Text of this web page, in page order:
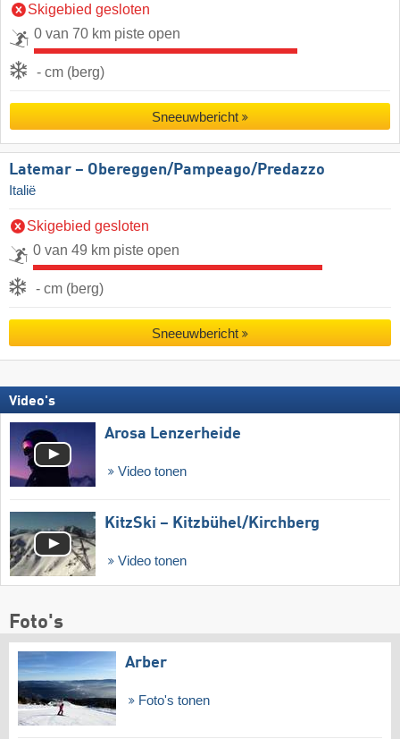
Skigebied gesloten
0 van 70 km piste open
- cm (berg)
Sneeuwbericht
Latemar – Obereggen/​Pampeago/​Predazzo
Italië
Skigebied gesloten
0 van 49 km piste open
- cm (berg)
Sneeuwbericht
Video's
Arosa Lenzerheide
Video tonen
KitzSki – Kitzbühel/​Kirchberg
Video tonen
Foto's
Arber
Foto's tonen